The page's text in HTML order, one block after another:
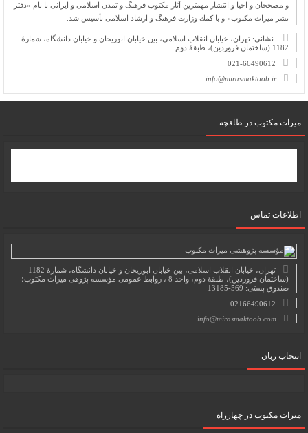
و مصححان و احیا و انتشار مهمترین آثار مكتوب فرهنگ و تمدن اسلامی و ایرانی با نام «دفتر
نشر میراث مكتوب» و با كمك وزارت فرهنگ و ارشاد اسلامی تأسیس شد.
نشانی: تهران، خیابان انقلاب اسلامی، بین خیابان ابوریحان و خیابان دانشگاه، شمارۀ
1182 (ساختمان فروردین)، طبقۀ دوم
021-66490612
info@mirasmaktoob.ir
میرات مکتوب در طاقچه
اطلاعات تماس
تهران، خیابان انقلاب اسلامی، بین خیابان ابوریحان و خیابان دانشگاه، شمارۀ 1182
(ساختمان فروردین)، طبقۀ دوم، واحد 8 ، روابط عمومی مؤسسه پژوهی میراث مکتوب؛
صندوق پستی: 569-13185
02166490612
info@mirasmaktoob.com
انتخاب زبان
میرات مکتوب در چهارراه